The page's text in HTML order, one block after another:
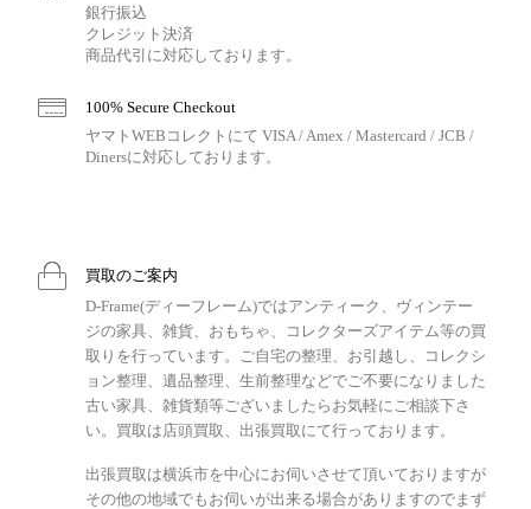
銀行振込
クレジット決済
商品代引に対応しております。
100% Secure Checkout
ヤマトWEBコレクトにて VISA / Amex / Mastercard / JCB /
Dinersに対応しております。
買取のご案内
D-Frame(ディーフレーム)ではアンティーク、ヴィンテー
ジの家具、雑貨、おもちゃ、コレクターズアイテム等の買
取りを行っています。ご自宅の整理、お引越し、コレクシ
ョン整理、遺品整理、生前整理などでご不要になりました
古い家具、雑貨類等ございましたらお気軽にご相談下さ
い。買取は店頭買取、出張買取にて行っております。
出張買取は横浜市を中心にお伺いさせて頂いておりますが
その他の地域でもお伺いが出来る場合がありますのでまず